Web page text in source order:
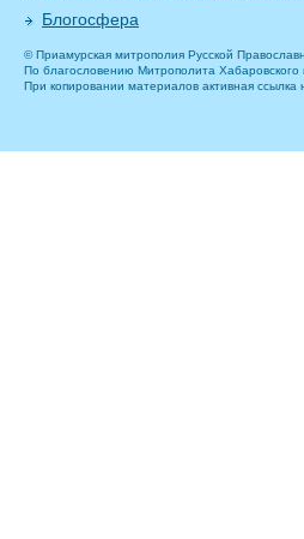
Блогосфера
© Приамурская митрополия Русской
По благословению Митрополита Хабаровского
При копировании материалов активная ссылка